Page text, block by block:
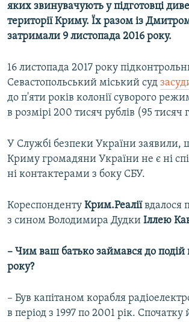
яких звинувачують у підготовці
території Криму. Їх разом із
затримали 9 листопада 2016 року.
16 листопада 2017 року
Севастопольський міський суд
до п'яти років колонії суворого
в розмірі 200 тисяч рублів (95 тисяч
У Службі безпеки України заявили,
Криму громадяни України не є ні
ні контактерами з боку СБУ.
Кореспонденту Крим.Реаліївдалося
з сином Володимира Дудки Іллею
– Чим ваш батько займався до подій
року?
– Був капітаном корабля
в період з 1997 по 2001 рік. Спочатку